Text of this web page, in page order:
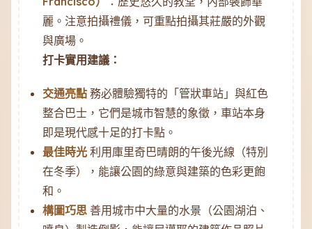
麗。注意拍攝禮儀，可重點拍攝其莊嚴的外觀
與廣場。
打卡實用建議：
交通亮點 務必體驗獨特的「管狀車站」與紅色
整合巴士，它們是城市智慧的象徵，車站本身
即是現代感十足的打卡點。
最佳時光 利用庫里奇巴晴朗的午後光線（特別
在冬季），能讓公園的綠意與建築的色彩更飽
和。
構圖巧思 善用城市中大量的水景（公園湖泊、